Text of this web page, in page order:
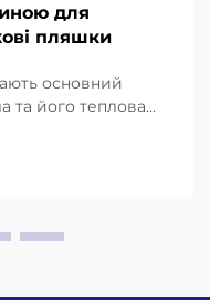
для
пляшки
основний
та його теплова
захоплювачі